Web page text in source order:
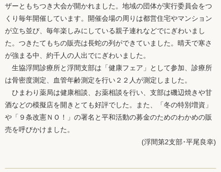
ザーともちつき大会が開かれました。地域の団体が実行委員会をつ
くり毎年開催しています。開催会場の周りは都営住宅やマンション
が立ち並び、毎年楽しみにしている親子連れなどでにぎわいまし
た。つきたてもちの販売は長蛇の列ができていました。晴天で寒さ
が強まる中、約千人の人出でにぎわいました。
生協浮間診療所と浮間支部は「健康フェア」として参加、診療所
は骨密度測定、血管年齢測定を行い２２人が測定しました。
ひまわり薬局は健康相談、お薬相談を行い、支部は磯辺焼きや甘
酒などの模擬店を開きとても好評でした。また、「冬の特別増資」
や「９条改憲ＮＯ！」の署名と平和活動の募金のためのわかめの販
売を呼びかけました。
(浮間第2支部･平尾良幸)